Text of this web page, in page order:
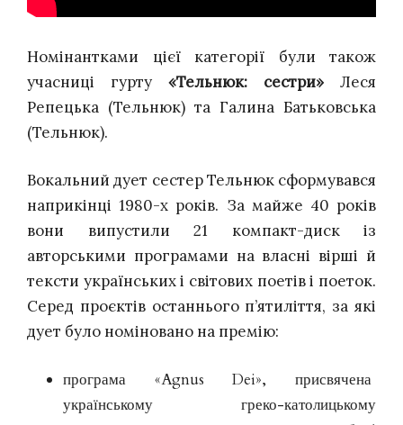
Номінантками цієї категорії були також
учасниці гурту «Тельнюк: сестри» Леся
Репецька (Тельнюк) та Галина Батьковська
(Тельнюк).
Вокальний дует сестер Тельнюк сформувався
наприкінці 1980-х років. За майже 40 років
вони випустили 21 компакт-диск із
авторськими програмами на власні вірші й
тексти українських і світових поетів і поеток.
Серед проєктів останнього п’ятиліття, за які
дует було номіновано на премію:
програма «Agnus Dei», присвячена
українському греко-католицькому